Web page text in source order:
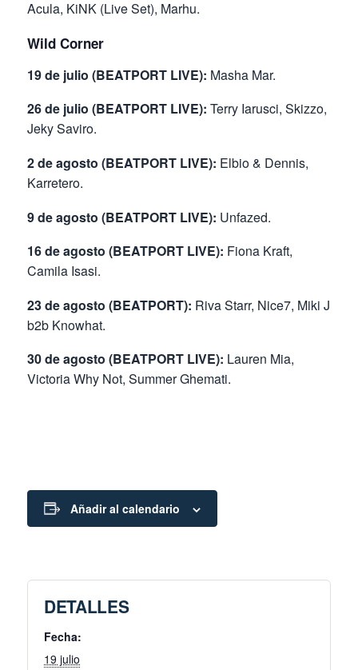
Acula, KiNK (Live Set), Marhu.
Wild Corner
19 de julio (BEATPORT LIVE): Masha Mar.
26 de julio (BEATPORT LIVE): Terry Iarusci, Skizzo,
Jeky Saviro.
2 de agosto (BEATPORT LIVE): Elbio & Dennis,
Karretero.
9 de agosto (BEATPORT LIVE): Unfazed.
16 de agosto (BEATPORT LIVE): Fiona Kraft,
Camila Isasi.
23 de agosto (BEATPORT): Riva Starr, Nice7, Miki J
b2b Knowhat.
30 de agosto (BEATPORT LIVE): Lauren Mia,
Victoria Why Not, Summer Ghemati.
Añadir al calendario
DETALLES
Fecha:
19 julio